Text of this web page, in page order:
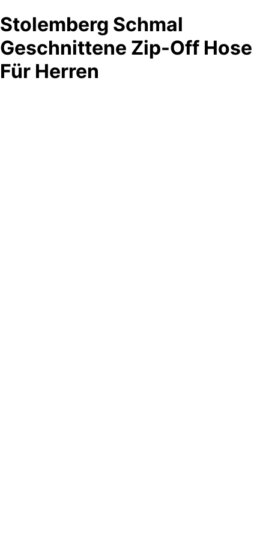
Stolemberg Schmal
Geschnittene Zip-Off Hose
Für Herren